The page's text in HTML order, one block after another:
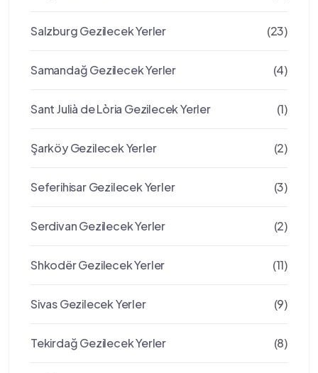
Salzburg Gezilecek Yerler (23)
Samandağ Gezilecek Yerler (4)
Sant Julià de Lòria Gezilecek Yerler (1)
Şarköy Gezilecek Yerler (2)
Seferihisar Gezilecek Yerler (3)
Serdivan Gezilecek Yerler (2)
Shkodër Gezilecek Yerler (11)
Sivas Gezilecek Yerler (9)
Tekirdağ Gezilecek Yerler (8)